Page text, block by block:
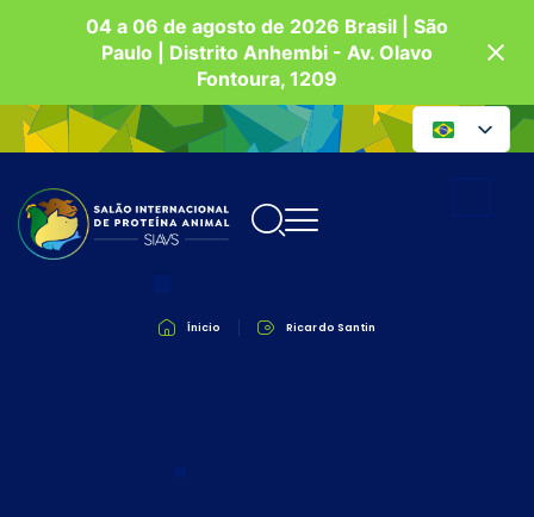
04 a 06 de agosto de 2026 Brasil | São
Paulo | Distrito Anhembi - Av. Olavo
Fontoura, 1209
Ínicio Ricardo Santin